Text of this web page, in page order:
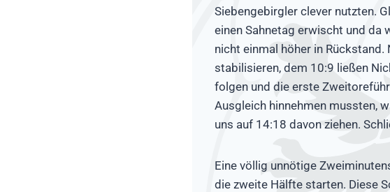
Siebengebirgler clever nutzten.
einen Sahnetag erwischt und da
nicht einmal höher in
stabilisieren, dem 10:9 ließen
folgen und die erste
Ausgleich hinnehmen mussten,
uns auf 14:18 davon ziehen.
Eine völlig unnötige
die zweite Hälfte starten. Diese